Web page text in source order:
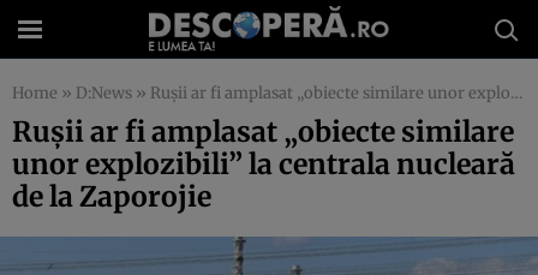
Home » D:News » Rușii ar fi amplasat „obiecte similare unor explozibili” la centrala nucleară de la Zaporojie
Rușii ar fi amplasat „obiecte similare
unor explozibili” la centrala nucleară
de la Zaporojie